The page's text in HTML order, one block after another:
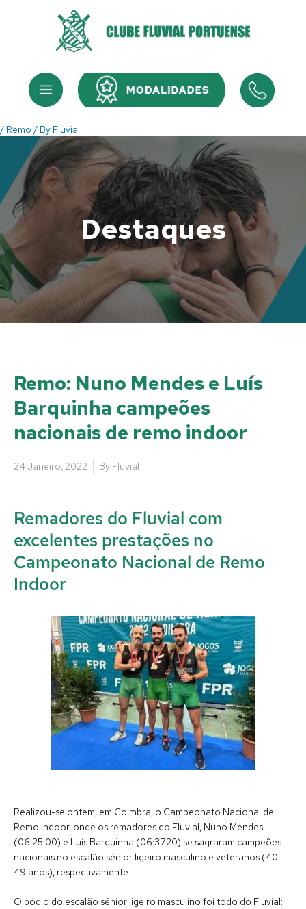
Menu Menu
/ Remo / By Fluvial
Destaques
Remo: Nuno Mendes e Luís
Barquinha campeões
nacionais de remo indoor
24 Janeiro, 2022 By Fluvial
Remadores do Fluvial com
excelentes prestações no
Campeonato Nacional de Remo
Indoor
Realizou-se ontem, em Coimbra, o Campeonato Nacional de
Remo Indoor, onde os remadores do Fluvial, Nuno Mendes
(06:25.00) e Luís Barquinha (06:37.20) se sagraram campeões
nacionais no escalão sénior ligeiro masculino e veteranos (40-
49 anos), respectivamente.
O pódio do escalão sénior ligeiro masculino foi todo do Fluvial: